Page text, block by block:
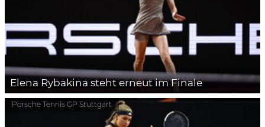
Elena Rybakina steht erneut im Finale
Porsche Tennis GP Stuttgart